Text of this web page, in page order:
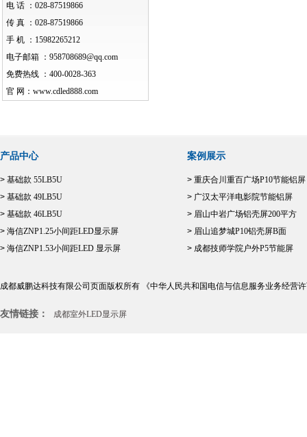
电 话 ： 028-87519866
传 真 ： 028-87519866
手 机 ： 15982265212
电子邮箱 ： 958708689@qq.com
免费热线 ： 400-0028-363
官 网： www.cdled888.com
产品中心
> 基础款 55LB5U
> 基础款 49LB5U
> 基础款 46LB5U
> 海信ZNP1.25小间距LED显示屏
> 海信ZNP1.53小间距LED 显示屏
案例展示
> 重庆合川重百广场P10节能铝屏
> 广汉太平洋电影院节能铝屏
> 眉山中岩广场铝壳屏200平方
> 眉山追梦城P10铝壳屏B面
> 成都技师学院户外P5节能屏
成都威鹏达科技有限公司页面版权所有 《中华人民共和国电信与信息服务业务经营
友情链接： 成都室外LED显示屏